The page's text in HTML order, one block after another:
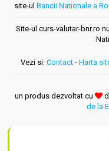
site-ul Bancii Nationale a
Site-ul curs-valutar-bnr.ro
Vezi si: Contact - Harta
un produs dezvoltat cu
de la